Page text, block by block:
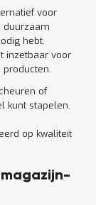
voor
duurzaam
hebt.
inzetbaar voor
of
kunt stapelen.
op kwaliteit